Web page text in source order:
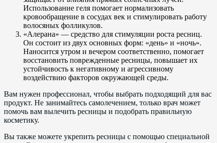
Использование геля помогает нормализовать
кровообращение в сосудах век и стимулировать работу
волосяных фолликулов.
«Алерана» — средство для стимуляции роста ресниц.
Он состоит из двух основных форм: «день» и «ночь».
Наносится утром и вечером соответственно, помогает
восстановить поврежденные ресницы, повышает их
устойчивость к негативному и агрессивному
воздействию факторов окружающей среды.
Вам нужен профессионал, чтобы выбрать подходящий для вас
продукт. Не занимайтесь самолечением, только врач может
помочь вам вылечить ресницы и подобрать правильную
косметику.
Вы также можете укрепить ресницы с помощью специальной